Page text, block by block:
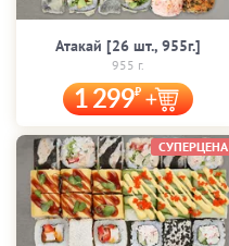
Атакай [26 шт., 955г.]
955 г.
1 299
СУПЕРЦЕНА